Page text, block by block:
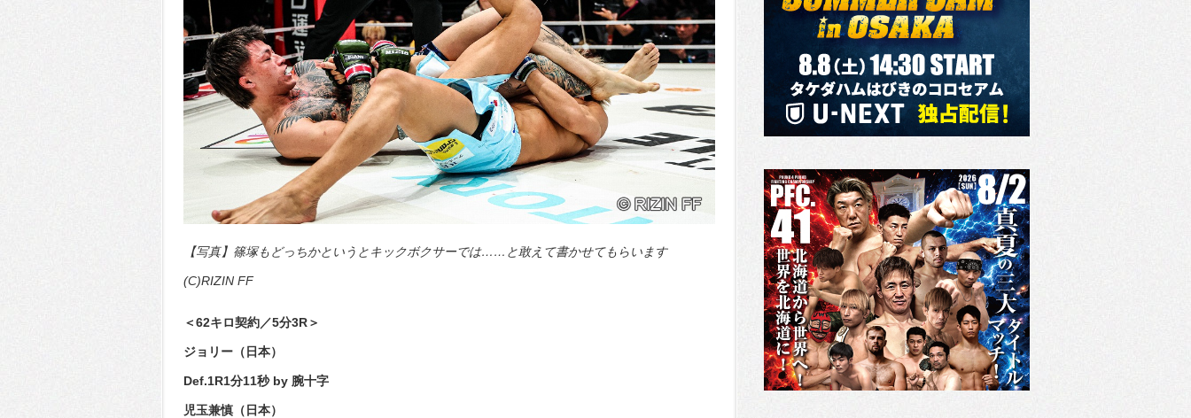
【写真】篠塚もどっちかというとキックボクサーでは……と敢えて書かせてもらいます
(C)RIZIN FF
＜62キロ契約／5分3R＞
ジョリー（日本）
Def.1R1分11秒 by 腕十字
児玉兼慎（日本）